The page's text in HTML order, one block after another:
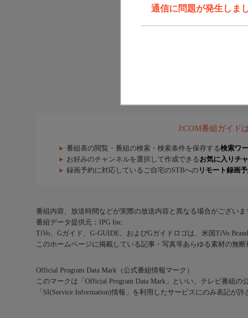
通信に問題が発生しま
J:COM番組ガイド
番組表の閲覧・番組の検索・検索条件を保存する検索ワ
お好みのチャンネルを選択して作成できる お気に入りチ
録画予約に対応しているご自宅のSTBへの リモート録画
番組内容、放送時間などが実際の放送内容と異なる場合がございま
番組データ提供元：IPG Inc.
TiVo、Gガイド、G-GUIDE、およびGガイドロゴは、米国TiVo
このホームページに掲載している記事・写真等あらゆる素材の無断
Official Program Data Mark（公式番組情報マーク）
このマークは「Official Program Data Mark」といい、テレビ番組の
「SI(Service Information)情報」を利用したサービスにのみ表記が許